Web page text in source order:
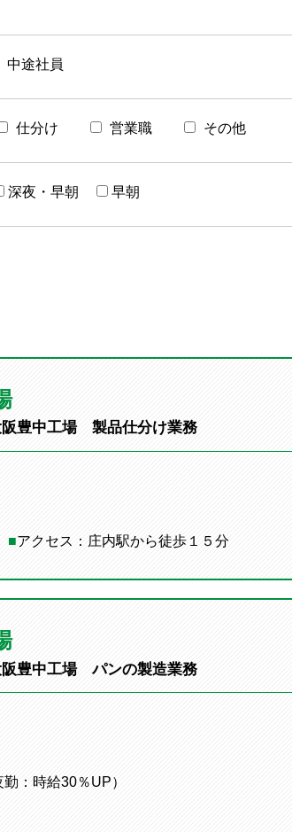
中途社員
仕分け 営業職 その他
深夜・早朝 早朝
阪豊中工場 製品仕分け業務
■アクセス：庄内駅から徒歩１５分
阪豊中工場 パンの製造業務
：時給30％UP）